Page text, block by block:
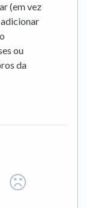
(em vez
ou
da